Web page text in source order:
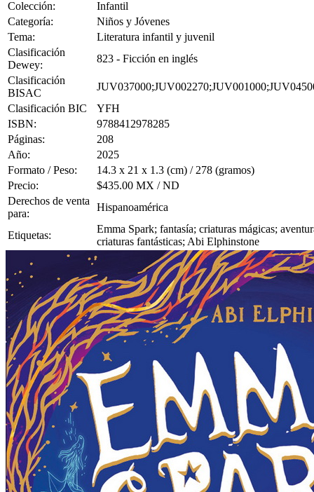
Colección:
Infantil
Categoría:
Niños y Jóvenes
Tema:
Literatura infantil y juvenil
Clasificación
Dewey:
823 - Ficción en inglés
Clasificación
BISAC
Clasificación BIC
YFH
ISBN:
9788412978285
Páginas:
208
Año:
2025
Formato / Peso:
14.3 x 21 x 1.3 (cm) / 278 (gramos)
Precio:
$435.00 MX / ND
Derechos de venta
para:
Hispanoamérica
Etiquetas:
Emma Spark; fantasía; criaturas mágicas;
criaturas fantásticas; Abi Elphinstone